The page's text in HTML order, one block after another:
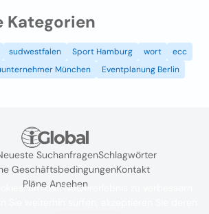
Kategorien
sudwestfalen Sport Hamburg wort
ecc
München
Eventplanung Berlin
SuchanfragenSchlagwörter
GeschäftsbedingungenKontakt
Pläne Ansehen
um das Nutzererlebnis zu verbessern